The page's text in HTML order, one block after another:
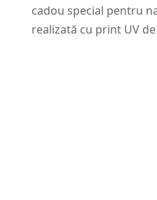
cadou special pentru
realizată cu print UV